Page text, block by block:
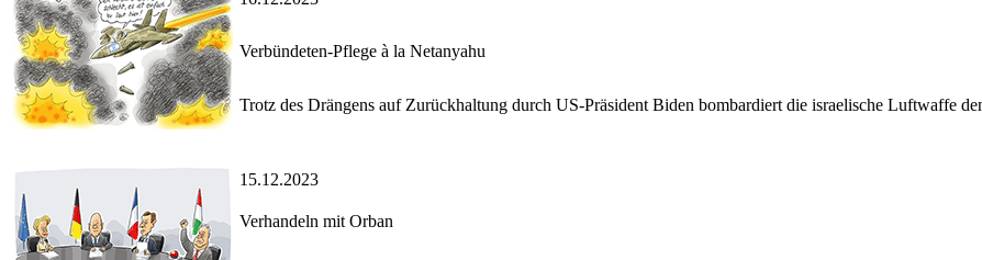
Verbündeten-Pflege à la Netanyahu
Trotz des Drängens auf Zurückhaltung durch US-Präsident Biden bombardiert die israelische Luftwaffe
15.12.2023
Verhandeln mit Orban